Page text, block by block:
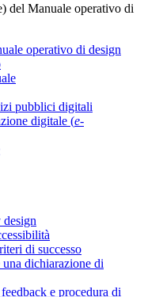
del Manuale operativo di
operativo di design
pubblici digitali
digitale (e-
di successo
dichiarazione di
e procedura di